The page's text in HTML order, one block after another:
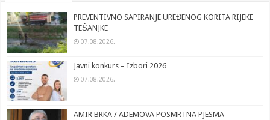
PREVENTIVNO SAPIRANJE UREĐENOG KORITA RIJEKE
TEŠANJKE
07.08.2026.
Javni konkurs – Izbori 2026
07.08.2026.
AMIR BRKA / ADEMOVA POSMRTNA PJESMA